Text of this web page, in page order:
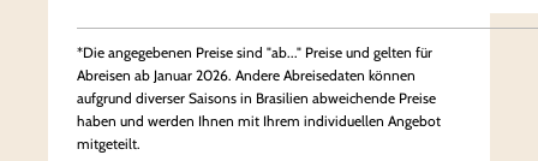
*Die angegebenen Preise sind "ab..." Preise und gelten für
Abreisen ab Januar 2026. Andere Abreisedaten können
aufgrund diverser Saisons in Brasilien abweichende Preise
haben und werden Ihnen mit Ihrem individuellen Angebot
mitgeteilt.